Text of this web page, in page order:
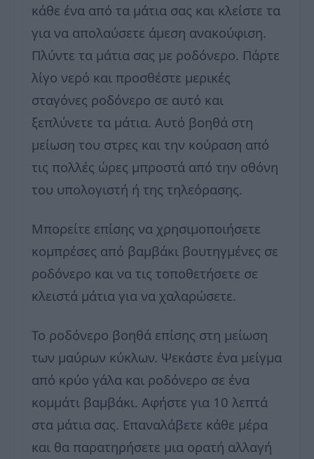
κάθε ένα από τα μάτια σας και κλείστε τα
για να απολαύσετε άμεση ανακούφιση.
Πλύντε τα μάτια σας με ροδόνερο. Πάρτε
λίγο νερό και προσθέστε μερικές
σταγόνες ροδόνερο σε αυτό και
ξεπλύνετε τα μάτια. Αυτό βοηθά στη
μείωση του στρες και την κούραση από
τις πολλές ώρες μπροστά από την οθόνη
του υπολογιστή ή της τηλεόρασης.
Μπορείτε επίσης να χρησιμοποιήσετε
κομπρέσες από βαμβάκι βουτηγμένες σε
ροδόνερο και να τις τοποθετήσετε σε
κλειστά μάτια για να χαλαρώσετε.
Το ροδόνερο βοηθά επίσης στη μείωση
των μαύρων κύκλων. Ψεκάστε ένα μείγμα
από κρύο γάλα και ροδόνερο σε ένα
κομμάτι βαμβάκι. Αφήστε για 10 λεπτά
στα μάτια σας. Επαναλάβετε κάθε μέρα
και θα παρατηρήσετε μια ορατή αλλαγή